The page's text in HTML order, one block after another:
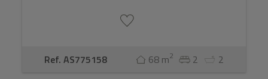
Ref. AS775158 68 m2 2 2